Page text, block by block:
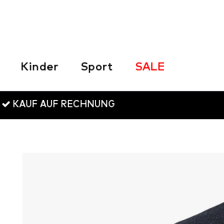
Kinder Sport SALE
KAUF AUF RECHNUNG